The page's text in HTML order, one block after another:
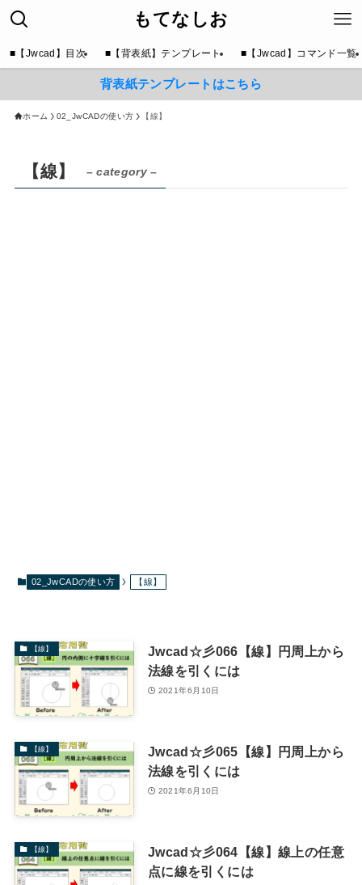
もてなしお
■【Jwcad】目次 ■【背表紙】テンプレート ■【Jwcad】コマンド一覧
背表紙テンプレートはこちら
ホーム 02_JwCADの使い方 【線】
【線】 – category –
02_JwCADの使い方 【線】
【線】
Jwcad☆彡066【線】円周上から
法線を引くには
2021年6月10日
【線】
Jwcad☆彡065【線】円周上から
法線を引くには
2021年6月10日
【線】
Jwcad☆彡064【線】線上の任意
点に線を引くには